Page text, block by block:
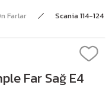
Farlar Scania 114-124
Far Sağ E4